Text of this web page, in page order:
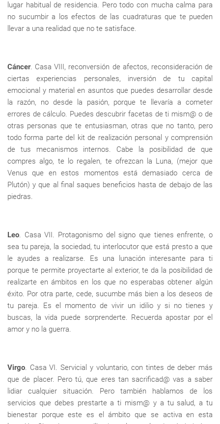
lugar habitual de residencia. Pero todo con mucha calma para
no sucumbir a los efectos de las cuadraturas que te pueden
llevar a una realidad que no te satisface.
Cáncer. Casa VIII, reconversión de afectos, reconsideración de
ciertas experiencias personales, inversión de tu capital
emocional y material en asuntos que puedes desarrollar desde
la razón, no desde la pasión, porque te llevaría a cometer
errores de cálculo. Puedes descubrir facetas de ti mism@ o de
otras personas que te entusiasman, otras que no tanto, pero
todo forma parte del kit de realización personal y comprensión
de tus mecanismos internos. Cabe la posibilidad de que
compres algo, te lo regalen, te ofrezcan la Luna, (mejor que
Venus que en estos momentos está demasiado cerca de
Plutón) y que al final saques beneficios hasta de debajo de las
piedras.
Leo. Casa VII. Protagonismo del signo que tienes enfrente, o
sea tu pareja, la sociedad, tu interlocutor que está presto a que
le ayudes a realizarse. Es una lunación interesante para ti
porque te permite proyectarte al exterior, te da la posibilidad de
realizarte en ámbitos en los que no esperabas obtener algún
éxito. Por otra parte, cede, sucumbe más bien a los deseos de
tu pareja. Es el momento de vivir un idilio y si no tienes y
buscas, la vida puede sorprenderte. Recuerda apostar por el
amor y no la guerra.
Virgo. Casa VI. Servicial y voluntario, con tintes de deber más
que de placer. Pero tú, que eres tan sacrificad@ vas a saber
lidiar cualquier situación. Pero también hablamos de los
servicios que debes prestarte a ti mism@ y a tu salud, a tu
bienestar porque este es el ámbito que se activa en esta